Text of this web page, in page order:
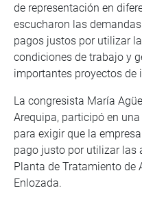
de representación en
escucharon las
pagos justos por utilizar
condiciones de trabajo y
importantes proyectos de
La congresista María
Arequipa, participó en
para exigir que la
pago justo por utilizar las
Planta de Tratamiento de
Enlozada.